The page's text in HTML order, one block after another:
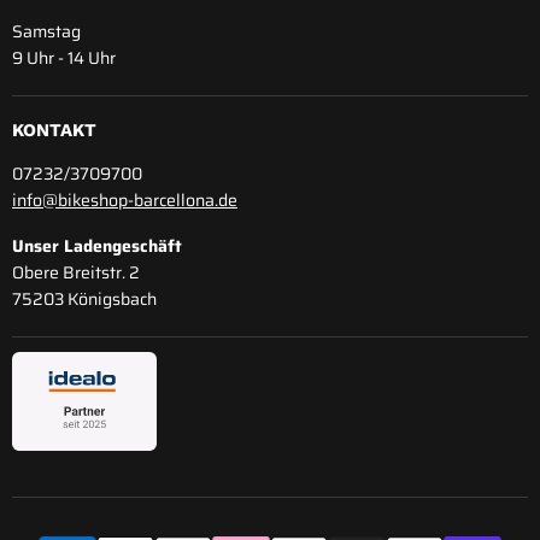
Samstag
9 Uhr - 14 Uhr
KONTAKT
07232/3709700
info@bikeshop-barcellona.de
Unser Ladengeschäft
Obere Breitstr. 2
75203 Königsbach